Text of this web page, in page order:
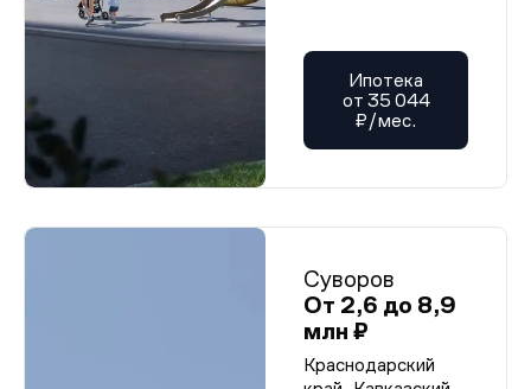
Ипотека
от 35 044
₽/мес.
Суворов
От 2,6 до 8,9
млн ₽
Краснодарский